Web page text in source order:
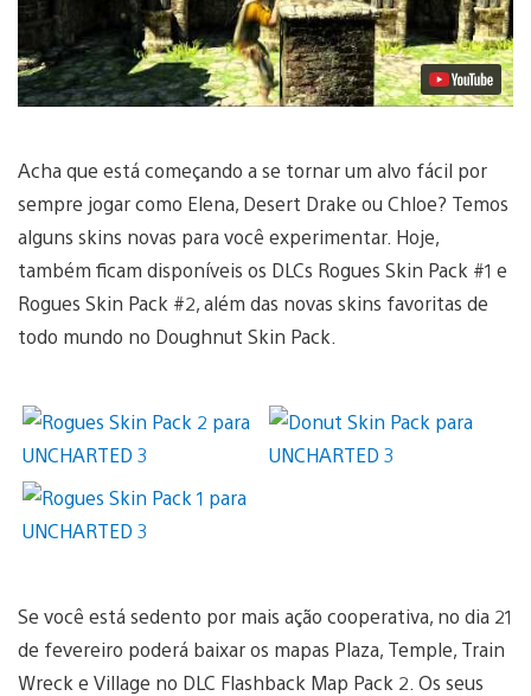
Acha que está começando a se tornar um alvo fácil por
sempre jogar como Elena, Desert Drake ou Chloe? Temos
alguns skins novas para você experimentar. Hoje,
também ficam disponíveis os DLCs Rogues Skin Pack #1 e
Rogues Skin Pack #2, além das novas skins favoritas de
todo mundo no Doughnut Skin Pack.
Se você está sedento por mais ação cooperativa, no dia 21
de fevereiro poderá baixar os mapas Plaza, Temple, Train
Wreck e Village no DLC Flashback Map Pack 2. Os seus